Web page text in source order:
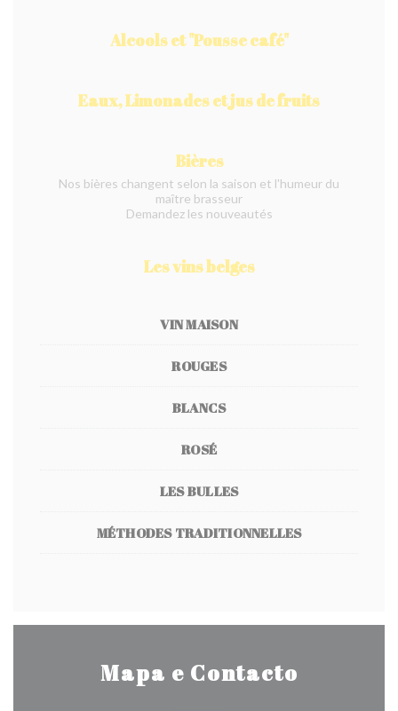
Alcools et "Pousse café"
Eaux, Limonades et jus de fruits
Bières
Nos bières changent selon la saison et l'humeur du
maître brasseur
Demandez les nouveautés
Les vins belges
VIN MAISON
ROUGES
BLANCS
ROSÉ
LES BULLES
MÉTHODES TRADITIONNELLES
Mapa e Contacto